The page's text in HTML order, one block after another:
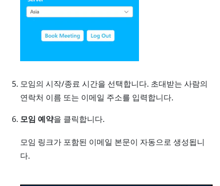
모임의 시작/종료 시간을 선택합니다. 초대받는 사람의
연락처 이름 또는 이메일 주소를 입력합니다.
모임 예약을 클릭합니다.
모임 링크가 포함된 이메일 본문이 자동으로 생성됩니
다.